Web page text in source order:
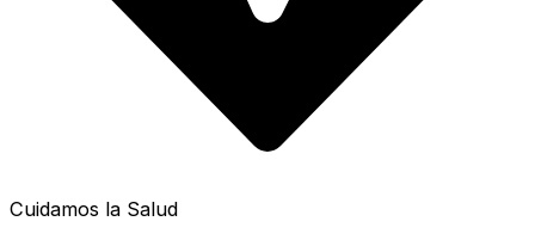
Cuidamos la Salud